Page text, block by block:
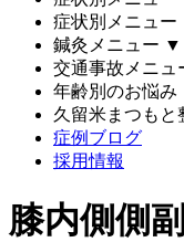
症状別メニュー
鍼灸メニュー ▼
交通事故メニュ
年齢別のお悩み
久留米まつもと
症例ブログ
採用情報
膝内側側